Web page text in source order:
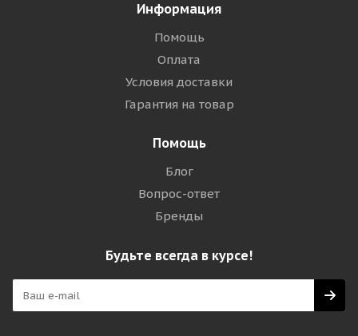
Информация
Помощь
Оплата
Условия доставки
Гарантия на товар
Помощь
Блог
Вопрос-ответ
Бренды
Будьте всегда в курсе!